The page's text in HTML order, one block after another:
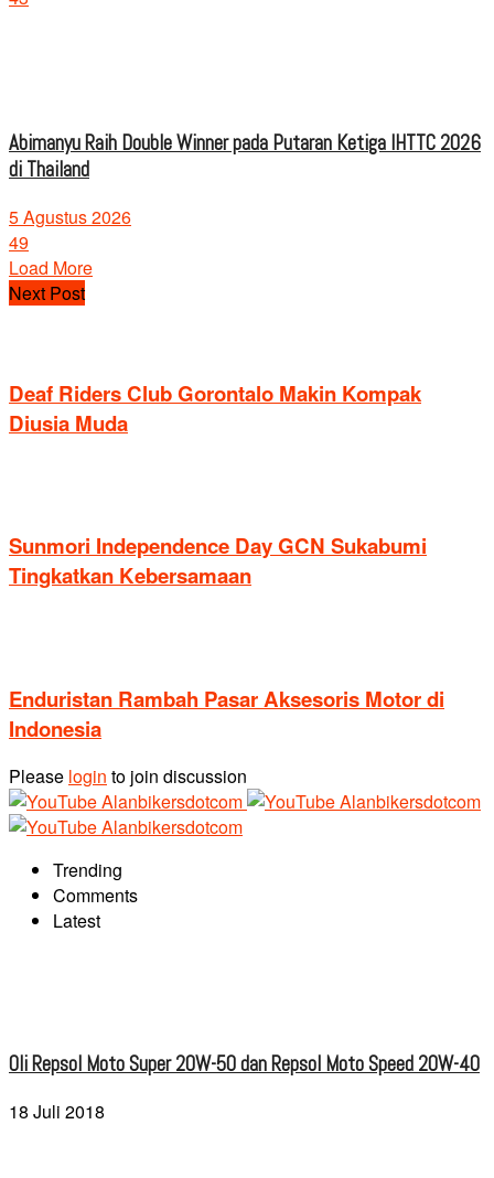
Abimanyu Raih Double Winner pada Putaran Ketiga IHTTC 2026
di Thailand
5 Agustus 2026
49
Load More
Next Post
Deaf Riders Club Gorontalo Makin Kompak
Diusia Muda
Sunmori Independence Day GCN Sukabumi
Tingkatkan Kebersamaan
Enduristan Rambah Pasar Aksesoris Motor di
Indonesia
Please login to join discussion
Trending
Comments
Latest
Oli Repsol Moto Super 20W-50 dan Repsol Moto Speed 20W-40
18 Juli 2018